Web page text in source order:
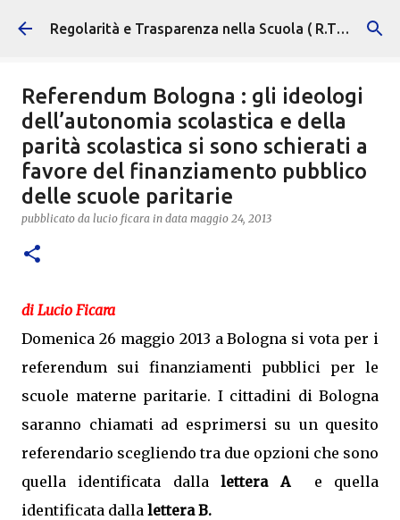
Passa ai contenuti principali Regolarità e Trasparenza nella Scuola ( R.T.S. )
Referendum Bologna : gli ideologi
dell’autonomia scolastica e della
parità scolastica si sono schierati a
favore del finanziamento pubblico
delle scuole paritarie
pubblicato da lucio ficara in data maggio 24, 2013
di Lucio Ficara
Domenica 26 maggio 2013 a Bologna si vota per i
referendum sui finanziamenti pubblici per le
scuole materne paritarie. I cittadini di Bologna
saranno chiamati ad esprimersi su un quesito
referendario scegliendo tra due opzioni che sono
quella identificata dallalettera Ae quella
identificata dalla lettera B.